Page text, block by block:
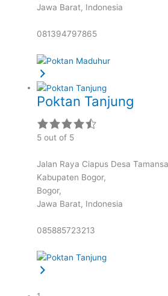
Jawa Barat, Indonesia
081394797865
Poktan Tanjung
5 out of 5
Jalan Raya Ciapus Desa
Kabupaten Bogor,
Bogor,
Jawa Barat, Indonesia
085885723213